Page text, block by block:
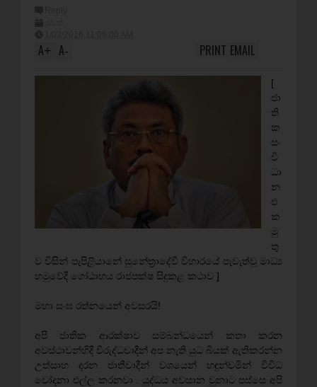
A+ A- EMAIL
PRINT
[
ජා
ති
ක
සං
වි
ධා
න
එ
ක
මු
තු
ව විසින් පැපිළියානේ සුනේත්‍රාදේවී විහාරයේ පැවැත්වූ මාධ්‍ය
හමුවේදී ගෝඨාභය රාජපක්ෂ සිදුකළ කථාව ]
මහා සංඝ රත්නයෙන් අවසරයි!
අපි ජාතික ආරක්ෂාව සම්බන්ධයෙන් කතා කරන
අවස්ථාවන්හිදී විරුද්ධවාදීන් අප නැති යුධ බියක් ඇතිකරන්න
උත්සාහ දරන ජාතීවාදීන් වශයෙන් හඳුන්වමින් විවිධ
චෝදනා එල්ල කරනවා . යුද්ධය අවසාන වුනාට පස්සෙ අපි